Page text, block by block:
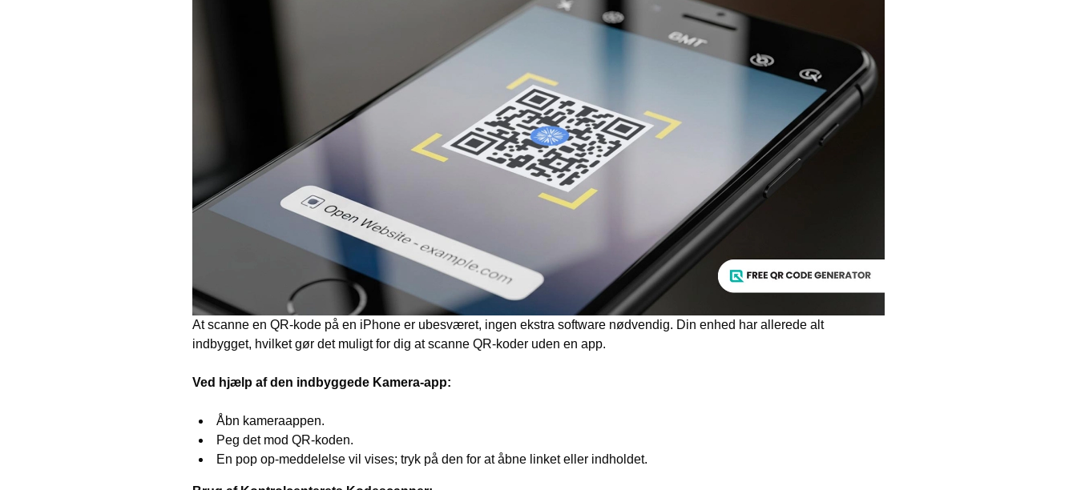
At scanne en QR-kode på en iPhone er ubesværet, ingen ekstra software nødvendig. Din enhed har allerede alt
indbygget, hvilket gør det muligt for dig at scanne QR-koder uden en app.
Ved hjælp af den indbyggede Kamera-app:
Åbn kameraappen.
Peg det mod QR-koden.
En pop op-meddelelse vil vises; tryk på den for at åbne linket eller indholdet.